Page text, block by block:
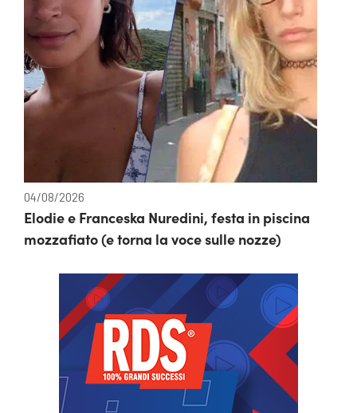
04/08/2026
Elodie e Franceska Nuredini, festa in piscina
mozzafiato (e torna la voce sulle nozze)